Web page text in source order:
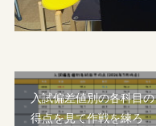
入試偏差値別の各科目の
得点を見て作戦を練ろ